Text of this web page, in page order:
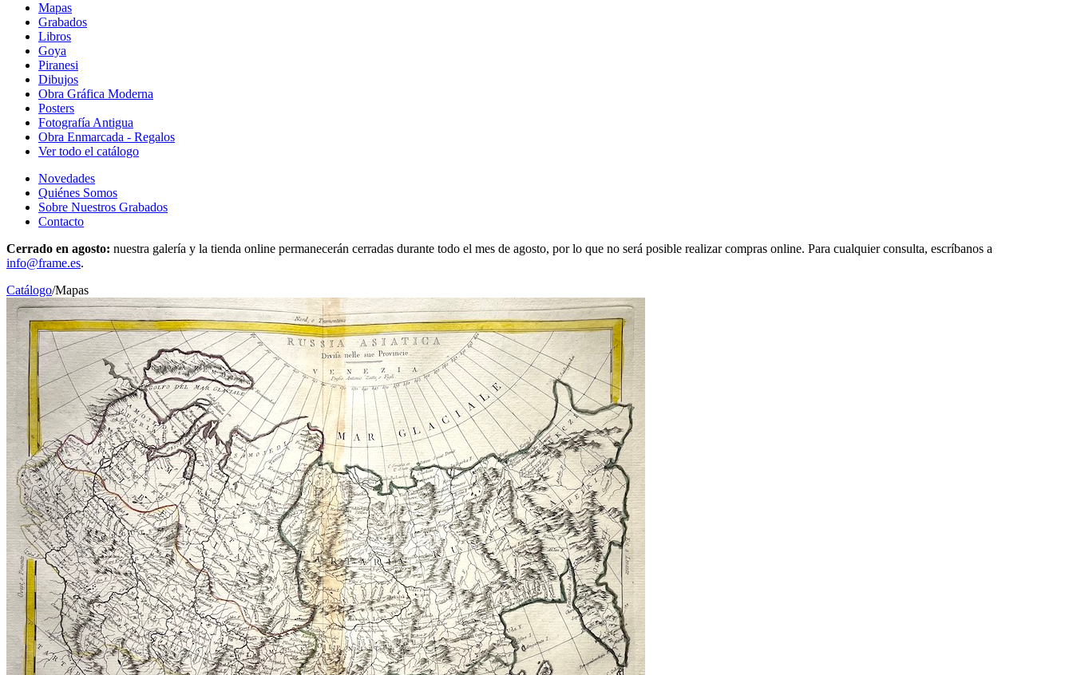
Mapas
Grabados
Libros
Goya
Piranesi
Dibujos
Obra Gráfica Moderna
Posters
Fotografía Antigua
Obra Enmarcada - Regalos
Ver todo el catálogo
Novedades
Quiénes Somos
Sobre Nuestros Grabados
Contacto
Cerrado en agosto: nuestra galería y la tienda online permanecerán cerradas durante todo el mes de agosto, por lo que no será posible realizar compras online. Para cualquier consulta, escríbanos a
info@frame.es.
Catálogo/Mapas